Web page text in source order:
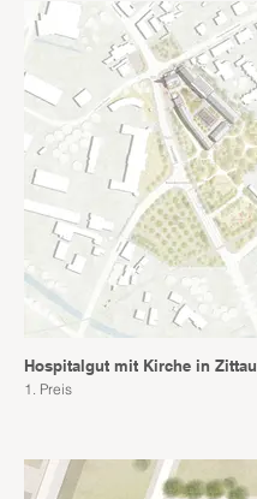
Hospitalgut mit Kirche in Zittau
1. Preis